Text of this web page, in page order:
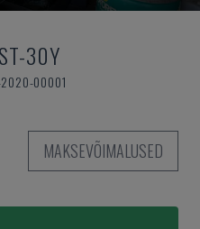
ST-30Y
2020-00001
MAKSEVÕIMALUSED